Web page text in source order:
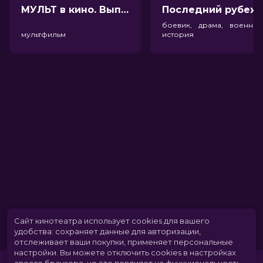
МУЛЬТ в кино. Выпуск №198. Некогда скучать (0+)
мультфильм
боевик, драма,
история
Сайт кинотеатра использует cookies для вашего
удобства: сохраняет данные для авторизации,
отслеживает ваши покупки, применяет персональные
настройки. Вы можете отключить cookies в настройках